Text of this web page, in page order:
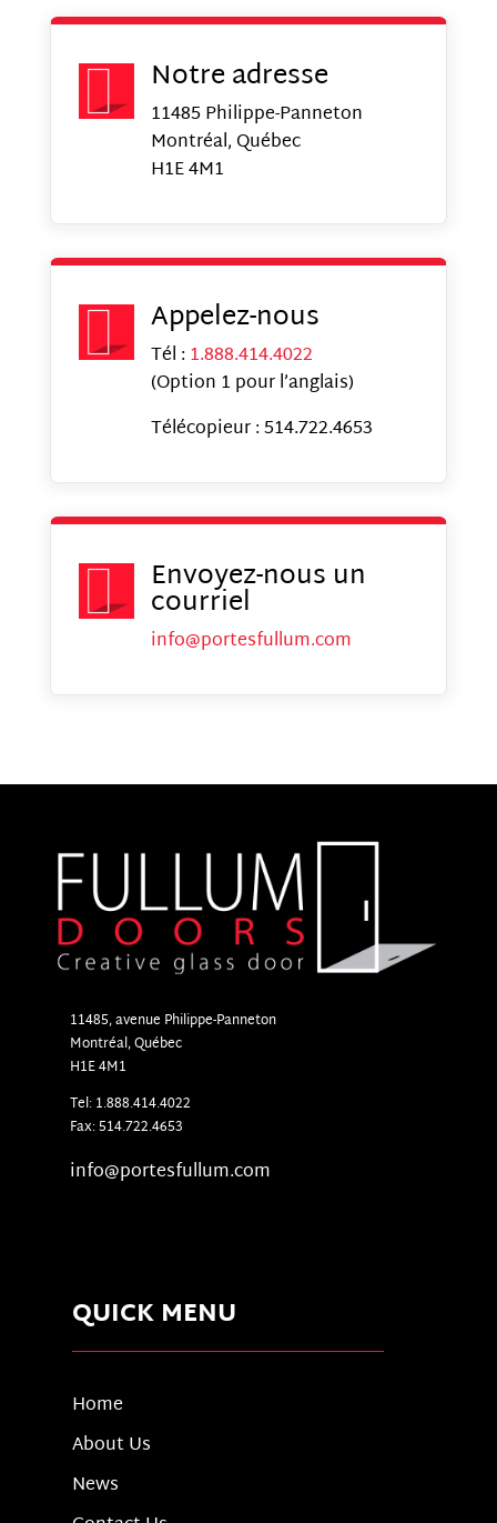
Notre adresse
11485 Philippe-Panneton
Montréal, Québec
H1E 4M1
Appelez-nous
Tél : 1.888.414.4022
(Option 1 pour l’anglais)
Télécopieur : 514.722.4653
Envoyez-nous un
courriel
info@portesfullum.com
11485, avenue Philippe-Panneton
Montréal, Québec
H1E 4M1
Tel: 1.888.414.4022
Fax: 514.722.4653
info@portesfullum.com
QUICK MENU
Home
About Us
News